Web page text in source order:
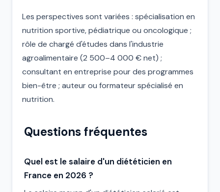
Les perspectives sont variées : spécialisation en
nutrition sportive, pédiatrique ou oncologique ;
rôle de chargé d'études dans l'industrie
agroalimentaire (2 500–4 000 € net) ;
consultant en entreprise pour des programmes
bien-être ; auteur ou formateur spécialisé en
nutrition.
Questions fréquentes
Quel est le salaire d'un diététicien en
France en 2026 ?